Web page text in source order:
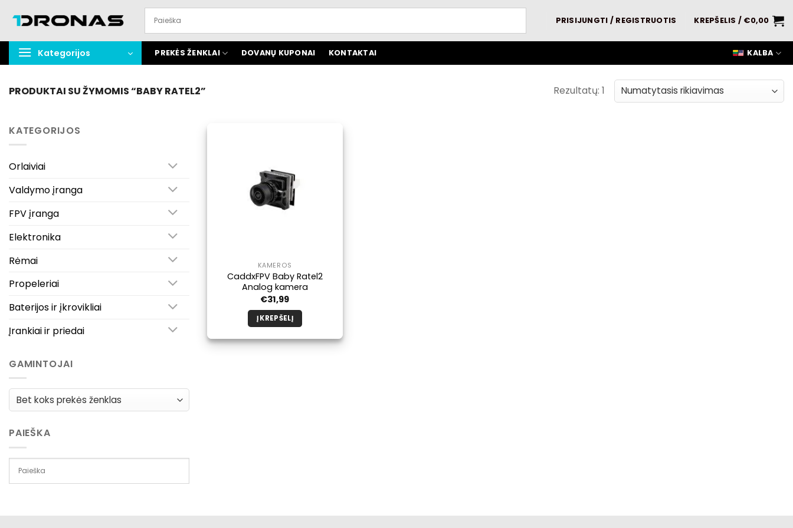
turinį
PRISIJUNGTI / REGISTRUOTIS KREPŠELIS / €0,00
Kategorijos PREKĖS ŽENKLAI DOVANŲ KUPONAI KONTAKTAI KALBA
PRODUKTAI SU ŽYMOMIS “BABY RATEL2” Rezultatų: 1
KATEGORIJOS
Orlaiviai
Valdymo įranga
FPV įranga
Elektronika
Rėmai
Propeleriai
Baterijos ir įkrovikliai
Įrankiai ir priedai
GAMINTOJAI
PAIEŠKA
KAMEROS
CaddxFPV Baby Ratel2
Analog kamera
€31,99
Į KREPŠELĮ